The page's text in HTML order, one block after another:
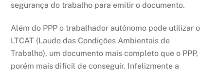
segurança do trabalho para emitir o documento.
Além do PPP o trabalhador autônomo pode utilizar o
LTCAT (Laudo das Condições Ambientais de
Trabalho), um documento mais completo que o PPP,
porém mais difícil de conseguir. Infelizmente a